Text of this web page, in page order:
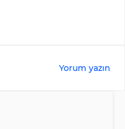
Yorum yazın